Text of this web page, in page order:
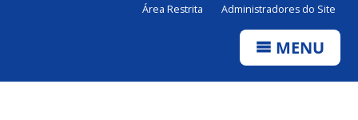
Área Restrita Administradores do Site
MENU